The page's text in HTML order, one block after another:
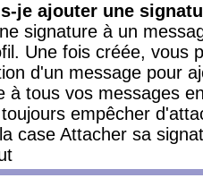
je ajouter une
signature à un
Une fois créée, vous
d'un message pour
à tous vos messages
empêcher
case Attacher sa